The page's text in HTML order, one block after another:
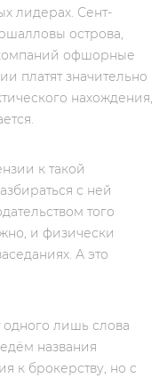
лидерах. Сент-
острова,
офшорные
платят значительно
нахождения,
к такой
с ней
того
и физически
А это
одного лишь слова
названия
к брокерству, но c